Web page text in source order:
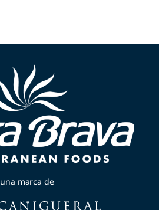
una marca de